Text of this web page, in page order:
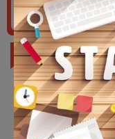
BÀI ĐỌC NHIỀU